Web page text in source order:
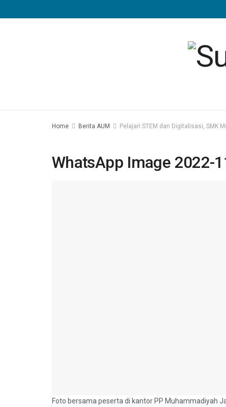
Home Berita AUM Pelajari STEM dan Digitalisasi, SMK
WhatsApp Image 2022-
Foto bersama peserta di kantor PP Muhammadiyah